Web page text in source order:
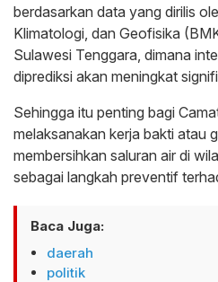
berdasarkan data yang dirilis
Klimatologi, dan Geofisika
Sulawesi Tenggara, dimana
diprediksi akan meningkat
Sehingga itu penting bagi
melaksanakan kerja bakti atau
membersihkan saluran air di
sebagai langkah preventif
Baca Juga:
daerah
politik